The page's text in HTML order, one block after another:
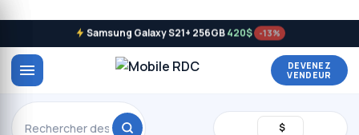
Samsung Galaxy S21+ 256GB 420$ -13%
DEVENEZ
VENDEUR
$